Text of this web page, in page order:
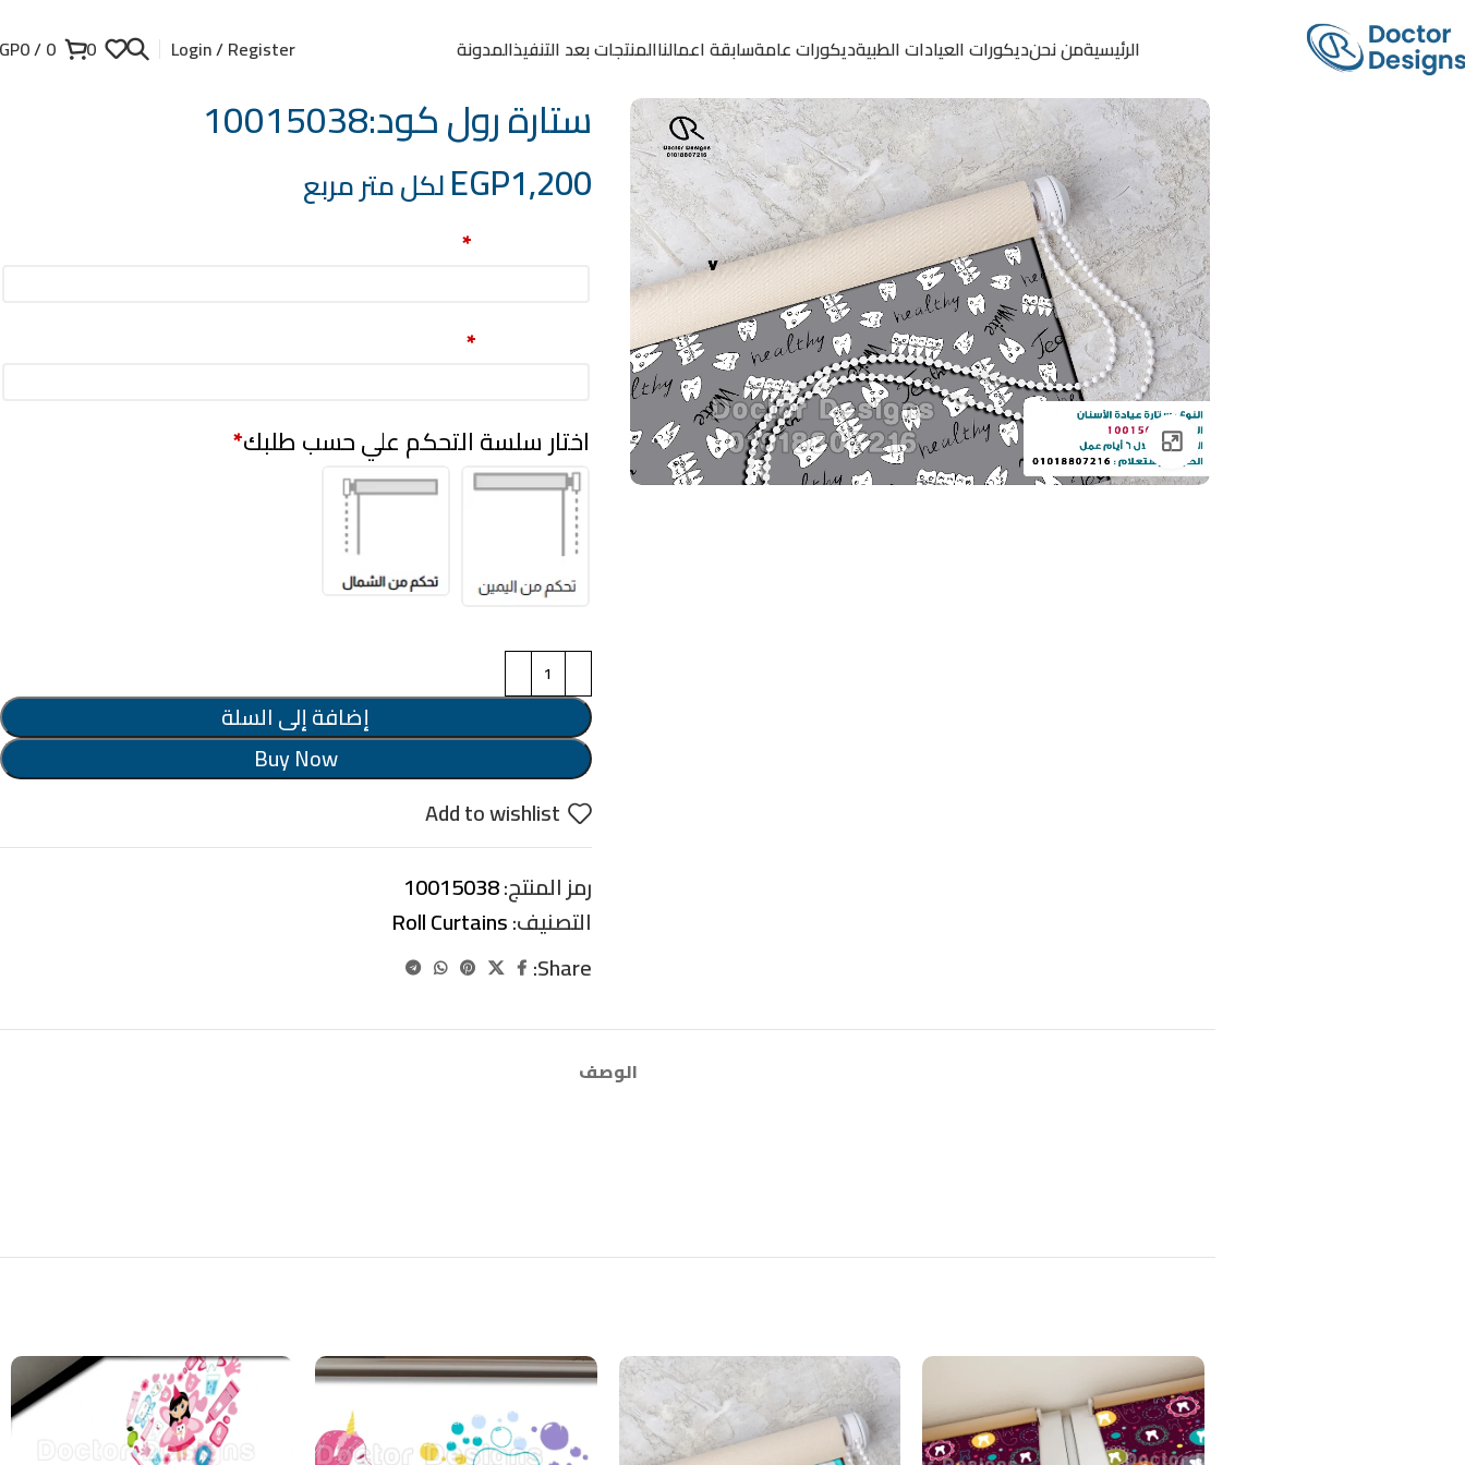
الرئيسيةمن نحنديكورات العيادات الطبيةديكورات عامةسابقة اعمالناالمنتجات بعد التنفيذالمدونة Login / Register
0
0
/
0
Click to enlarge
ستارة رول كود:10015038
EGP1,200 لكل متر مربع
*
*
اختار سلسة التحكم علي حسب طلبك*
إضافة إلى السلة
Buy Now
Add to wishlist
رمز المنتج:10015038
التصنيف:Roll Curtains
Share:
الوصف